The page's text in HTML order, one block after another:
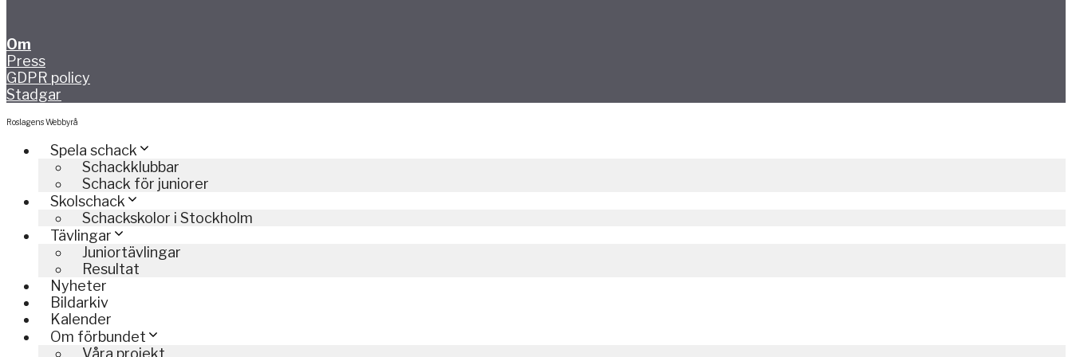
Om
Press
GDPR policy
Stadgar
Roslagens Webbyrå
Spela schack
Schackklubbar
Schack för juniorer
Skolschack
Schackskolor i Stockholm
Tävlingar
Juniortävlingar
Resultat
Nyheter
Bildarkiv
Kalender
Om förbundet
Våra projekt